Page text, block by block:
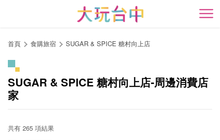
開
首頁 食購旅宿 SUGAR & SPICE 糖村向上店
SUGAR & SPICE 糖村向上店-周邊消費店
家
共有 265 項結果